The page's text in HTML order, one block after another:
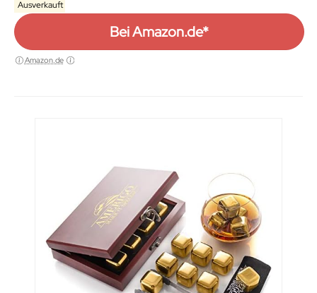
Edelstahl Zange – Geschmacks
Ausverkauft
Bei Amazon.de*
Amazon.de